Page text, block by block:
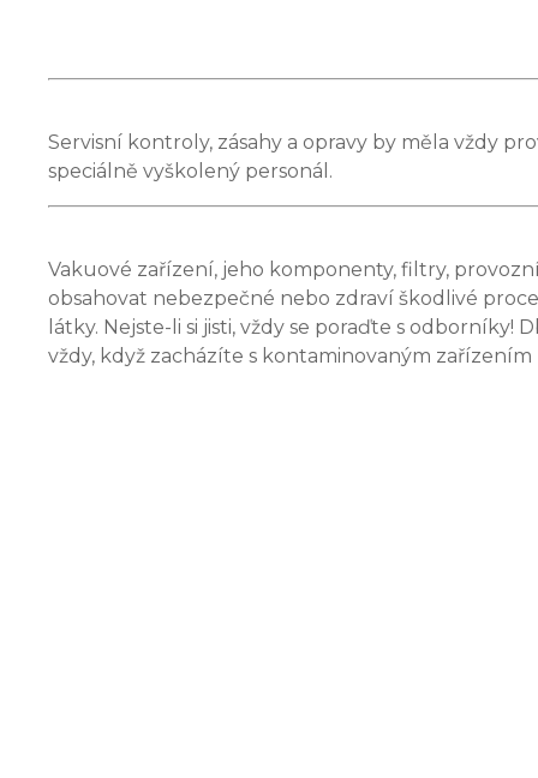
Servisní kontroly, zásahy a opravy by měla vždy
speciálně vyškolený personál.
Vakuové zařízení, jeho komponenty, filtry,
obsahovat nebezpečné nebo zdraví škodlivé
látky. Nejste-li si jisti, vždy se poraďte s odborníky!
vždy, když zacházíte s kontaminovaným